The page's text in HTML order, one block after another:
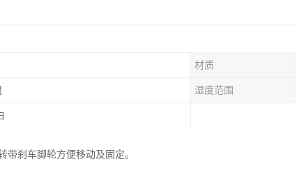
材质
湿度范围
带刹车脚轮方便移动及固定。